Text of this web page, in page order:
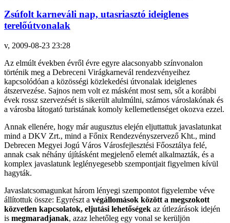
Zsúfolt karneváli nap, utasriasztó ideiglenes
terelőútvonalak
v, 2009-08-23 23:28
Az elmúlt években évről évre egyre alacsonyabb színvonalon
történik meg a Debreceni Virágkarnevál rendezvényeihez
kapcsolódóan a közösségi közlekedési útvonalak ideiglenes
átszervezése. Sajnos nem volt ez másként most sem, sőt a korábbi
évek rossz szervezését is sikerült alulmúlni, számos városlakónak és
a városba látogató turistának komoly kellemetlenséget okozva ezzel.
Annak ellenére, hogy már augusztus elején eljuttattuk javaslatunkat
mind a DKV Zrt., mind a Főnix Rendezvényszervező Kht., mind
Debrecen Megyei Jogú Város Városfejlesztési Főosztálya felé,
annak csak néhány újításként megjelenő elemét alkalmazták, és a
komplex javaslatunk leglényegesebb szempontjait figyelmen kívül
hagyták.
Javaslatcsomagunkat három lényegi szempontot figyelembe véve
állítottuk össze: Egyrészt a végállomások között a megszokott
közvetlen kapcsolatok, eljutási lehetőségek az útlezárások idején
is megmaradjanak, azaz lehetőleg egy vonal se kerüljön